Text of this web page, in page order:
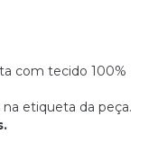
com tecido 100%
etiqueta da peça.